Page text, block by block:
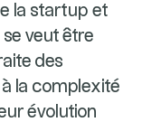
la startup et
veut être
des
la complexité
évolution